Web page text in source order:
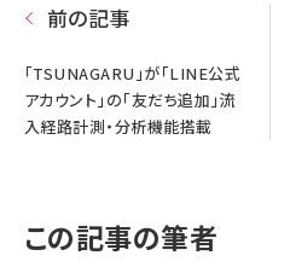
前の記事
「TSUNAGARU」が「LINE公式
アカウント」の「友だち追加」流
入経路計測・分析機能搭載
この記事の筆者